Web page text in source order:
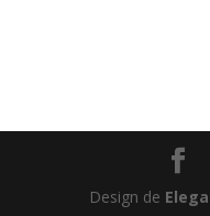
Design de